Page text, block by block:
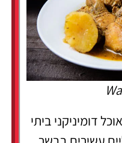
דומיניקני ביתי